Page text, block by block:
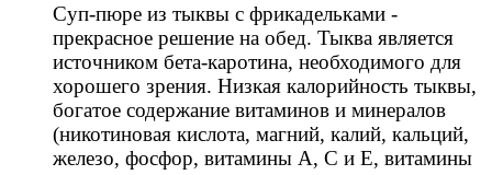
Суп-пюре из тыквы с фрикадельками -
прекрасное решение на обед. Тыква является
источником бета-каротина, необходимого для
хорошего зрения. Низкая калорийность тыквы,
богатое содержание витаминов и минералов
(никотиновая кислота, магний, калий, кальций,
железо, фосфор, витамины А, С и Е, витамины